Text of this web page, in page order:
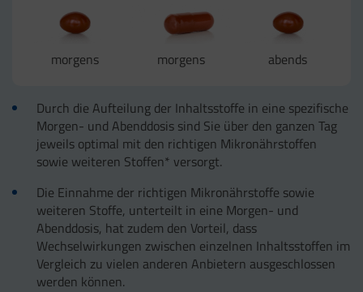
morgens morgens abends
Durch die Aufteilung der Inhaltsstoffe in eine spezifische
Morgen- und Abenddosis sind Sie über den ganzen Tag
jeweils optimal mit den richtigen Mikronährstoffen
sowie weiteren Stoffen* versorgt.
Die Einnahme der richtigen Mikronährstoffe sowie
weiteren Stoffe, unterteilt in eine Morgen- und
Abenddosis, hat zudem den Vorteil, dass
Wechselwirkungen zwischen einzelnen Inhaltsstoffen im
Vergleich zu vielen anderen Anbietern ausgeschlossen
werden können.